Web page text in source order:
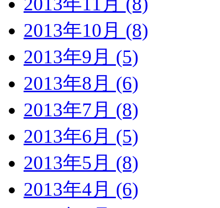
2013年10月 (8)
2013年9月 (5)
2013年8月 (6)
2013年7月 (8)
2013年6月 (5)
2013年5月 (8)
2013年4月 (6)